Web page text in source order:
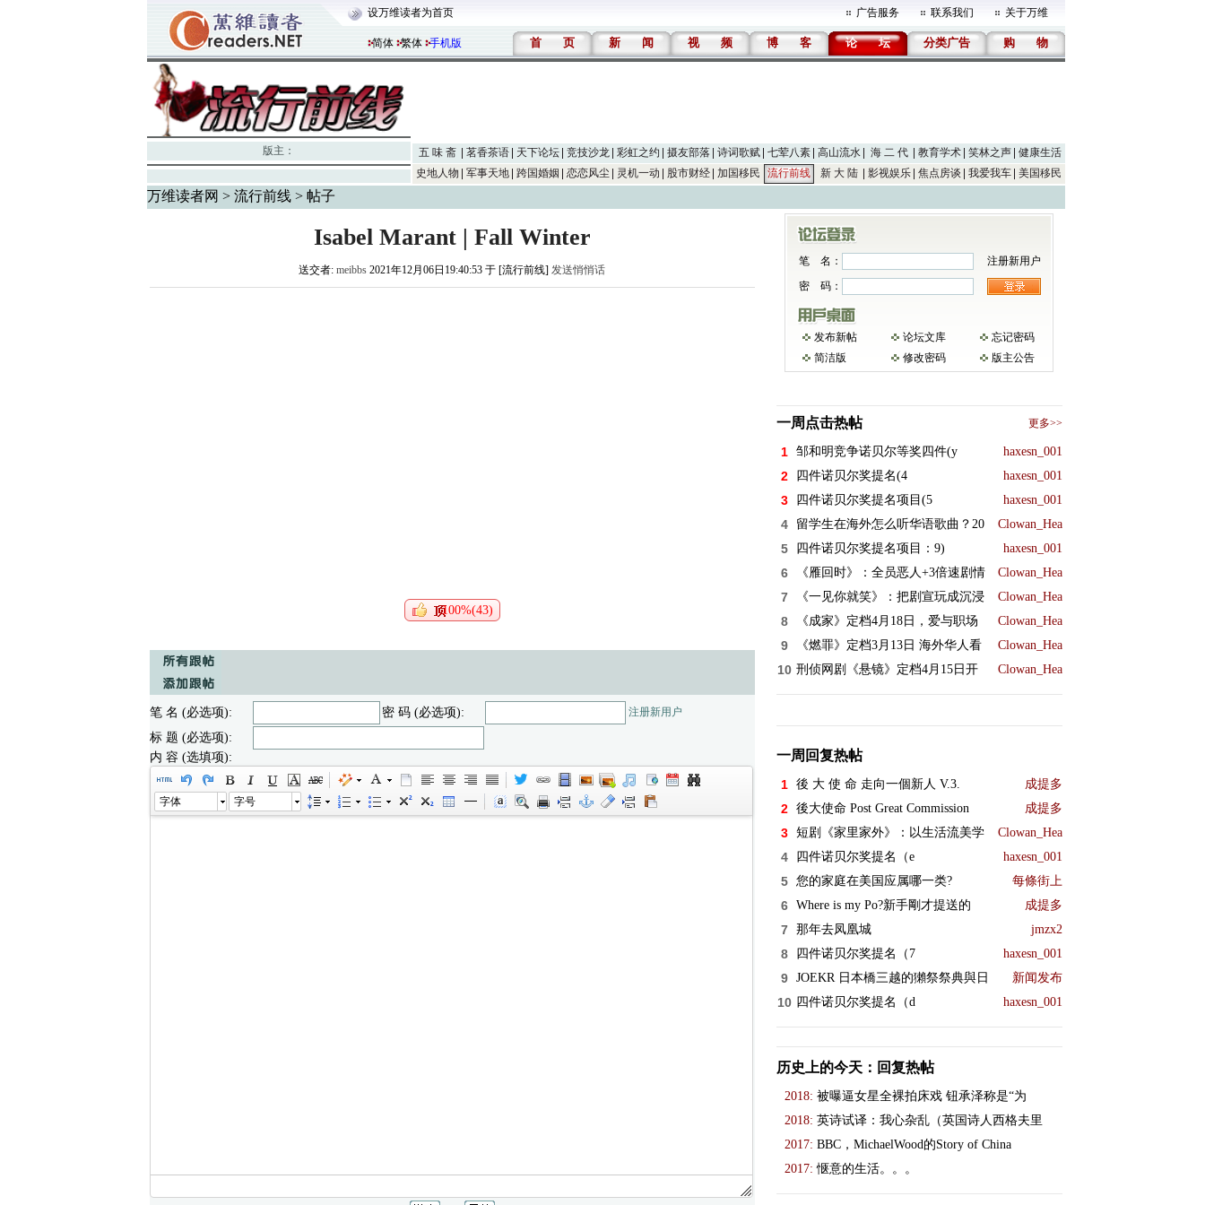
设万维读者为首页 广告服务 联系我们 关于万维
简体 繁体 手机版 首 页 新 闻 视 频 博 客 论 坛 分类广告 购 物
版主： 五 味 斋 茗香茶语 天下论坛 竞技沙龙 彩虹之约 摄友部落 诗词歌赋 七荤八素 高山流水 海 二 代 教育学术 笑林之声
健康生活
史地人物
军事天地 跨国婚姻 恋恋风尘 灵机一动 股市财经 加国移民 流行前线 新 大 陆 影视娱乐 焦点房谈 我爱我车 美国移民
万维读者网 > 流行前线> 帖子
Isabel Marant | Fall Winter
送交者: meibbs 2021年12月06日19:40:53 于 [流行前线] 发送悄悄话
100%(43)
笔 名 (必选项): 密 码 (必选项): 注册新用户
标 题 (必选项):
内 容 (选填项):
字体 字号
笔 名：
注册新用户
密 码：
发布新帖 论坛文库
忘记密码
简洁版
修改密码 版主公告
一周点击热帖 更多>>
1 邹和明竞争诺贝尔等奖四件(y haxesn_001
2 四件诺贝尔奖提名(4 haxesn_001
3 四件诺贝尔奖提名项目(5 haxesn_001
4 留学生在海外怎么听华语歌曲？20 Clowan_Hea
5 四件诺贝尔奖提名项目：9) haxesn_001
6 《雁回时》：全员恶人+3倍速剧情 Clowan_Hea
7 《一见你就笑》：把剧宣玩成沉浸 Clowan_Hea
8 《成家》定档4月18日，爱与职场 Clowan_Hea
9 《燃罪》定档3月13日 海外华人看 Clowan_Hea
10 刑侦网剧《悬镜》定档4月15日开 Clowan_Hea
一周回复热帖
1 後 大 使 命 走向一個新人 V.3. 成提多
2 後大使命 Post Great Commission 成提多
3 短剧《家里家外》：以生活流美学 Clowan_Hea
4 四件诺贝尔奖提名（e haxesn_001
5 您的家庭在美国应属哪一类? 每條街上
6 Where is my Po?新手剛才提送的 成提多
7 那年去凤凰城 jmzx2
8 四件诺贝尔奖提名（7 haxesn_001
9 JOEKR 日本橋三越的獺祭祭典與日 新闻发布
10 四件诺贝尔奖提名（d haxesn_001
历史上的今天：回复热帖
2018: 被曝逼女星全裸拍床戏 钮承泽称是“为
2018: 英诗试译：我心杂乱（英国诗人西格夫里
2017: BBC，MichaelWood的Story of China
2017: 惬意的生活。。。